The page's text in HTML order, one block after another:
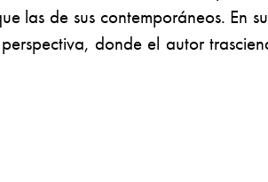
las de sus contemporáneos. En
donde el autor